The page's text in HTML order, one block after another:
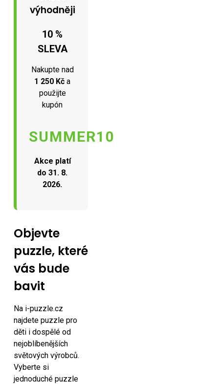
výhodněji
10 %
SLEVA
Nakupte nad
1 250 Kč a
použijte
kupón
SUMMER10
Akce platí
do 31. 8.
2026.
Objevte
puzzle, které
vás bude
bavit
Na i-puzzle.cz
najdete puzzle pro
děti i dospělé od
nejoblíbenějších
světových výrobců.
Vyberte si
jednoduché puzzle